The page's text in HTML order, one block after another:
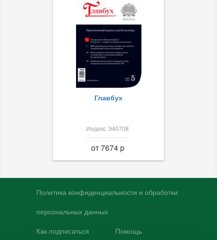
Главбух
Индекс Э40708
от 7674 p
Политика конфиденциальности и обработки
персональных данных
Как подписаться Помощь